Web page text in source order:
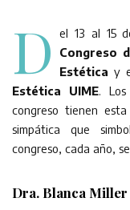
D el 13 al 15
Congreso
Estética y
Estética UIME.
congreso tienen
simpática que
congreso, cada año,
Dra. Blanca Miller